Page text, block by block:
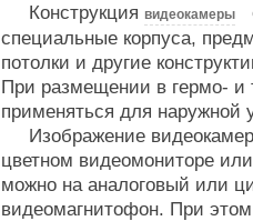
Конструкция видеокамеры
специальные корпуса,
потолки и другие
При размещении в гермо- и
применяться для наружной
Изображение
цветном видеомониторе
можно на аналоговый или
видеомагнитофон. При